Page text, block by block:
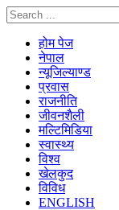
होम पेज
नेपाल
न्यूजिल्याण्ड
प्रवास
राजनीति
जीवनशैली
मल्टिमिडिया
स्वास्थ्य
विश्व
खेलकुद
विविध
ENGLISH